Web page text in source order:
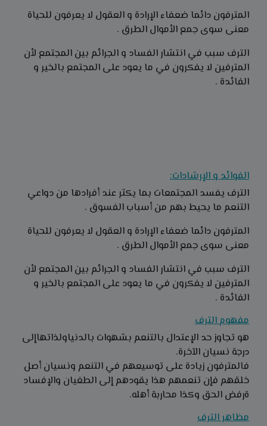
المترفون دائما ضعفاء الإرادة و العقول لا يعرفون للحياة
معنى سوى جمع الأموال الطرق .
الترف سبب في انتشار الفساد و الجرائم بين المجتمع لأن
المترفين لا يفكرون في ما يعود على المجتمع بالخير و
الفائدة .
الفوائد و الإرشادات:
الترف يفسد المجتمعات بما يكثر عند أفرادها من دواعي
التنعم ما يحيط بهم من أسباب الفسوق .
المترفون دائما ضعفاء الإرادة و العقول لا يعرفون للحياة
معنى سوى جمع الأموال الطرق .
الترف سبب في انتشار الفساد و الجرائم بين المجتمع لأن
المترفين لا يفكرون في ما يعود على المجتمع بالخير و
الفائدة .
مفهوم الترف
هو تجاوز حد الإعتدال بالتنعم بشهوات بالدنياولذاتهاإلى
درجة نسيان الآخرة.
فالمترفون زيادة على توسيعهم في التنعم ونسيان أصل
خلقهم فإن تنعمهم هذا يقودهم إلى الطغيان والإفساد
ةرفض الحق وكذا محاربة أهله.
مظاهر الترف